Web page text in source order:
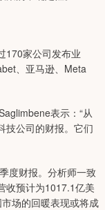
170家公司发布业
、亚马逊、Meta
表示：“从
技公司的财报。它们
度财报。分析师一致
收预计为1017.1亿美
场的回暖表现或将成